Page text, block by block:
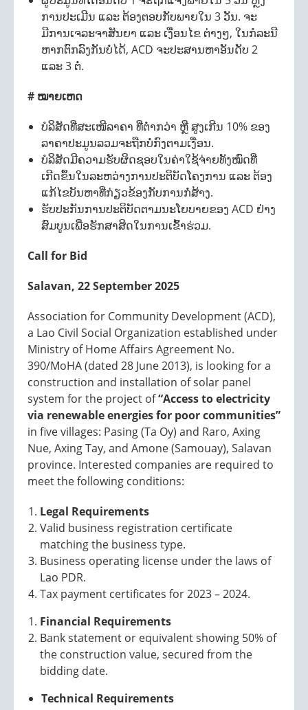
ການປະເມີນ ແລະ ຕ້ອງຕອບກັບພາຍໃນ 3 ວັນ. ຈະ
ມີການເຈລະຈາສັນຍາ ແລະ ເງື່ອນໄຂ ຕ່າງໆ, ໃນກໍລະນີ
ຫາກຕົກລົງກັນບໍ່ໄດ້, ACD ຈະປະສານຫາອັນດັບ 2
ແລະ 3 ຕໍ່.
# ໝາຍເຫດ
ບໍລິສັດທີ່ສະເໜີລາຄາ ທີ່ຕ່ຳກວ່າ ຫຼື ສູງເກີນ 10% ຂອງ
ລາຄາປະມູນລວມຈະຖືກບໍ່ກົງຕາມເງື່ອນ.
ບໍລິສັດມີຄວາມຮັບຜິດຊອບໃນຄ່າໃຊ້ຈ່າຍທັງໝົດທີ່
ເກີດຂຶ້ນໃນລະຫວ່າງການປະຕິບັດໂຄງການ ແລະ ຕ້ອງ
ແກ້ໄຂບັນຫາທີ່ກ່ຽວຂ້ອງກັບການກໍ່ສ້າງ.
ຮັບປະກັນການປະຕິບັດຕາມນະໂຍບາຍຂອງ ACD ຢ່າງ
ສົມບູນເພື່ອຮັກສາສິດໃນການເຂົ້າຮ່ວມ.
Call for Bid
Salavan, 22 September 2025
Association for Community Development (ACD),
a Lao Civil Social Organization established under
Ministry of Home Affairs Agreement No.
390/MoHA (dated 28 June 2013), is looking for a
construction and installation of solar panel
system for the project of“Access to electricity
via renewable energies for poor communities”
in five villages: Pasing (Ta Oy) and Raro, Axing
Nue, Axing Tay, and Amone (Samouay), Salavan
province. Interested companies are required to
meet the following conditions:
Legal Requirements
Valid business registration certificate
matching the business type.
Business operating license under the laws of
Lao PDR.
Tax payment certificates for 2023 – 2024.
Financial Requirements
Bank statement or equivalent showing 50% of
the construction value, secured from the
bidding date.
Technical Requirements